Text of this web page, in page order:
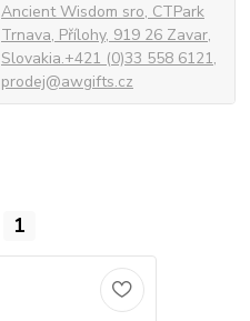
Ancient Wisdom sro, CTPark
Trnava, Přílohy, 919 26 Zavar,
Slovakia.+421 (0)33 558 6121,
prodej@awgifts.cz
1